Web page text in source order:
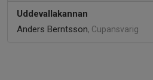
Uddevallakannan
Anders Berntsson, Cupansvarig